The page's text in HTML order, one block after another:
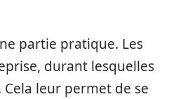
partie pratique. Les
durant lesquelles
leur permet de se